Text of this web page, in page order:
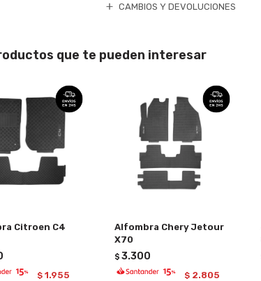
CAMBIOS Y DEVOLUCIONES
que te pueden interesar
Citroen C4
$ 1.955
Alfombra Chery Jetour
X70
$ 3.300
$ 2.805